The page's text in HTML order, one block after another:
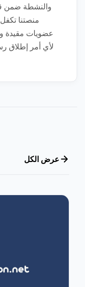
والنشطة ضمن
منصتنا
عضويات مقيدة
لأي أمر إطلاق
عرض الكل